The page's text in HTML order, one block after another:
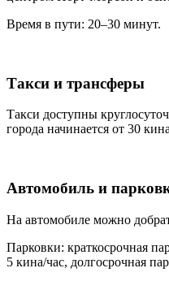
Время в пути: 20–30 минут.
Такси и трансферы
Такси доступны
города начинается от 30
Автомобиль и
На автомобиле можно
Парковки: краткосрочная
5 кина/час, долгосрочная